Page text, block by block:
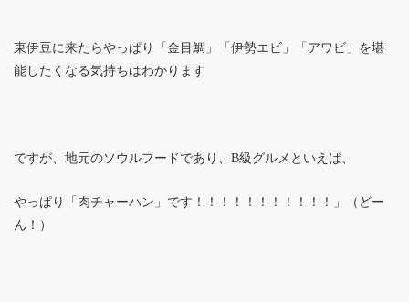
東伊豆に来たらやっぱり「金目鯛」「伊勢エビ」「アワビ」を堪
能したくなる気持ちはわかります
ですが、地元のソウルフードであり、B級グルメといえば、
やっぱり「肉チャーハン」です！！！！！！！！！！！」（どー
ん！）